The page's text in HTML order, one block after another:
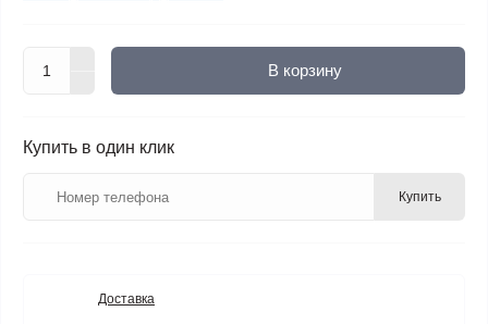
В корзину
Купить в один клик
Купить
Доставка